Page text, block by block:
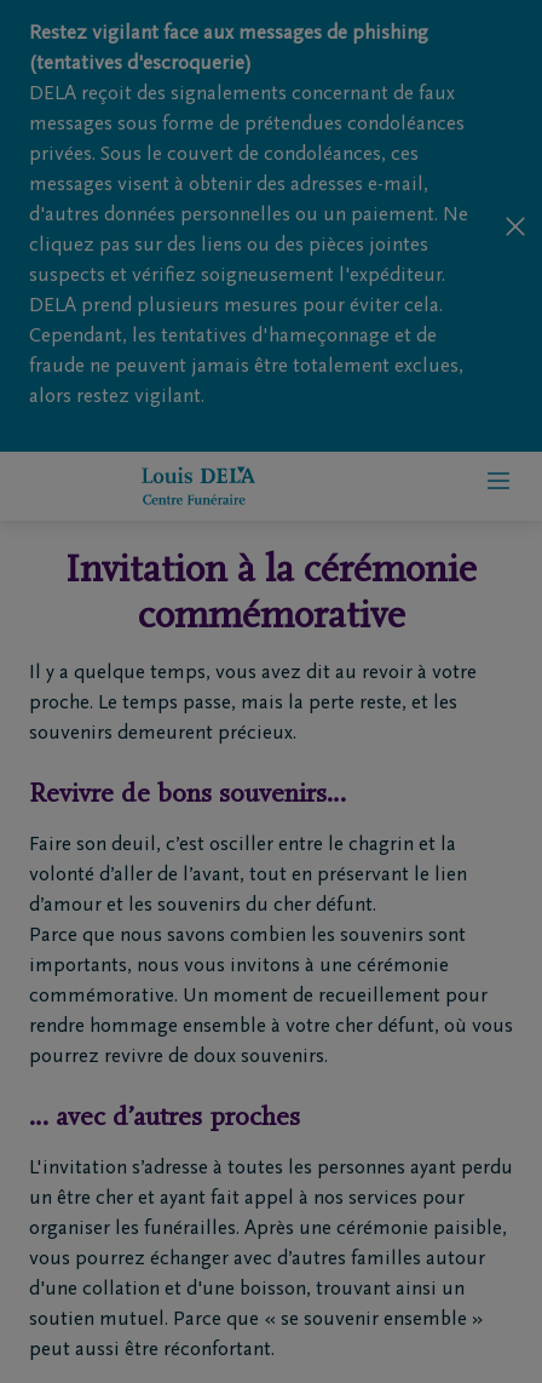
Restez vigilant face aux messages de phishing
(tentatives d'escroquerie)
DELA reçoit des signalements concernant de faux
messages sous forme de prétendues condoléances
privées. Sous le couvert de condoléances, ces
messages visent à obtenir des adresses e-mail,
d'autres données personnelles ou un paiement. Ne
cliquez pas sur des liens ou des pièces jointes
suspects et vérifiez soigneusement l'expéditeur.
DELA prend plusieurs mesures pour éviter cela.
Cependant, les tentatives d'hameçonnage et de
fraude ne peuvent jamais être totalement exclues,
alors restez vigilant.
À
nous
Contact
Organiser
des
funérailles
Avis
décès
Notre
centre
funéraire
Questions
Invitation à la cérémonie
commémorative
Il y a quelque temps, vous avez dit au revoir à votre
proche. Le temps passe, mais la perte reste, et les
souvenirs demeurent précieux.
Revivre de bons souvenirs…
Faire son deuil, c’est osciller entre le chagrin et la
volonté d’aller de l’avant, tout en préservant le lien
d’amour et les souvenirs du cher défunt.
Parce que nous savons combien les souvenirs sont
importants, nous vous invitons à une cérémonie
commémorative. Un moment de recueillement pour
rendre hommage ensemble à votre cher défunt, où vous
pourrez revivre de doux souvenirs.
… avec d’autres proches
L'invitation s’adresse à toutes les personnes ayant perdu
un être cher et ayant fait appel à nos services pour
organiser les funérailles. Après une cérémonie paisible,
vous pourrez échanger avec d’autres familles autour
d'une collation et d'une boisson, trouvant ainsi un
soutien mutuel. Parce que « se souvenir ensemble »
peut aussi être réconfortant.